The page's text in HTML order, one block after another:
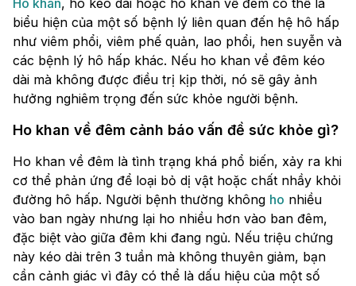
Ho khan, ho kéo dài hoặc ho khan về đêm có thể là
biểu hiện của một số bệnh lý liên quan đến hệ hô hấp
như viêm phổi, viêm phế quản, lao phổi, hen suyễn và
các bệnh lý hô hấp khác. Nếu ho khan về đêm kéo
dài mà không được điều trị kịp thời, nó sẽ gây ảnh
hưởng nghiêm trọng đến sức khỏe người bệnh.
Ho khan về đêm cảnh báo vấn đề sức khỏe gì?
Ho khan về đêm là tình trạng khá phổ biến, xảy ra khi
cơ thể phản ứng để loại bỏ dị vật hoặc chất nhầy khỏi
đường hô hấp. Người bệnh thường không ho nhiều
vào ban ngày nhưng lại ho nhiều hơn vào ban đêm,
đặc biệt vào giữa đêm khi đang ngủ. Nếu triệu chứng
này kéo dài trên 3 tuần mà không thuyên giảm, bạn
cần cảnh giác vì đây có thể là dấu hiệu của một số